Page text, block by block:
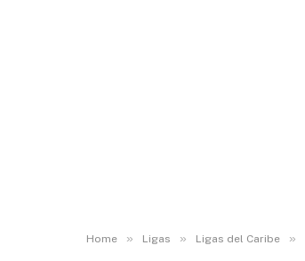
Home » Ligas » Ligas del Caribe »